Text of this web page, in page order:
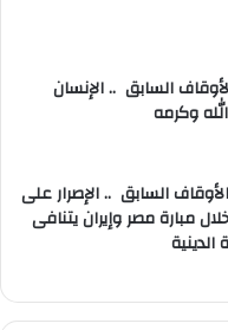
السابق .. الإنسان
وكرمه
السابق .. الإصرار على
مبارة مصر وإيران يتنافى